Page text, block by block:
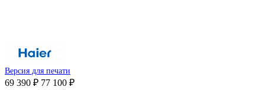
Версия для печати
69 390 ₽ 77 100 ₽